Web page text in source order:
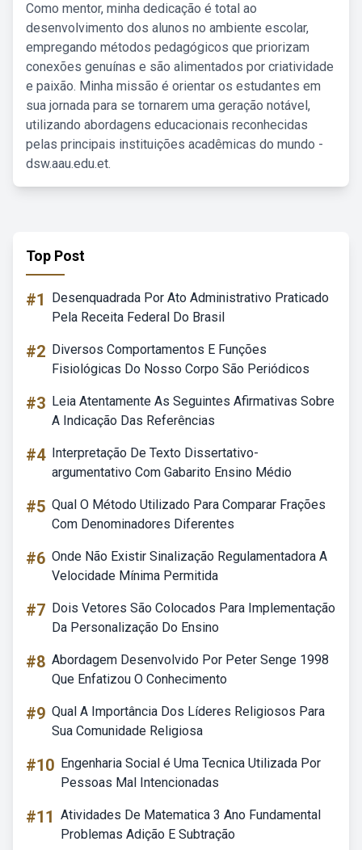
Como mentor, minha dedicação é total ao
desenvolvimento dos alunos no ambiente escolar,
empregando métodos pedagógicos que priorizam
conexões genuínas e são alimentados por criatividade
e paixão. Minha missão é orientar os estudantes em
sua jornada para se tornarem uma geração notável,
utilizando abordagens educacionais reconhecidas
pelas principais instituições acadêmicas do mundo -
dsw.aau.edu.et.
Top Post
#1
Desenquadrada Por Ato Administrativo Praticado
Pela Receita Federal Do Brasil
#2 Diversos Comportamentos E Funções
Fisiológicas Do Nosso Corpo São Periódicos
#3 Leia Atentamente As Seguintes Afirmativas Sobre
A Indicação Das Referências
#4 Interpretação De Texto Dissertativo-
argumentativo Com Gabarito Ensino Médio
#5 Qual O Método Utilizado Para Comparar Frações
Com Denominadores Diferentes
#6 Onde Não Existir Sinalização Regulamentadora A
Velocidade Mínima Permitida
#7 Dois Vetores São Colocados Para Implementação
Da Personalização Do Ensino
#8 Abordagem Desenvolvido Por Peter Senge 1998
Que Enfatizou O Conhecimento
#9 Qual A Importância Dos Líderes Religiosos Para
Sua Comunidade Religiosa
#10 Engenharia Social é Uma Tecnica Utilizada Por
Pessoas Mal Intencionadas
#11 Atividades De Matematica 3 Ano Fundamental
Problemas Adição E Subtração